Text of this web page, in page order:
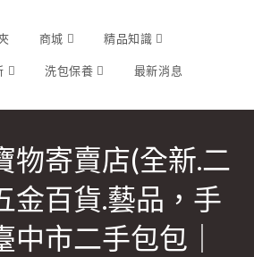
商城 精品知識
洗包保養 最新消息
物寄賣店(全新.二
金百貨.藝品，手
中市二手包包｜